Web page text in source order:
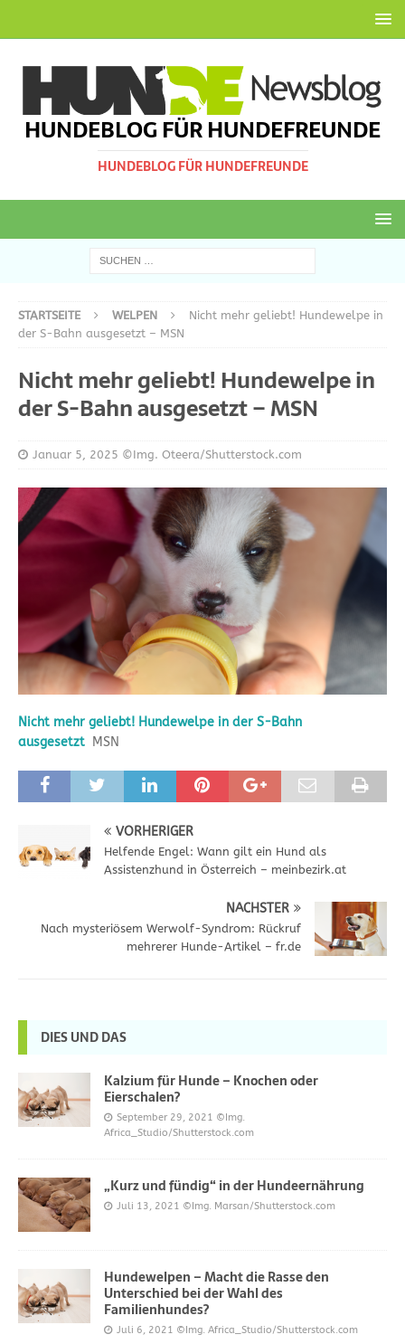
HUNDEBLOG FÜR HUNDEFREUNDE
HUNDEBLOG FÜR HUNDEFREUNDE
STARTSEITE WELPEN
Nicht mehr geliebt! Hundewelpe in
der S-Bahn ausgesetzt – MSN
Nicht mehr geliebt! Hundewelpe in
der S-Bahn ausgesetzt – MSN
Januar 5, 2025 ©Img. Oteera/Shutterstock.com
Nicht mehr geliebt! Hundewelpe in der S-Bahn
ausgesetzt MSN
VORHERIGER
Helfende Engel: Wann gilt ein Hund als
Assistenzhund in Österreich – meinbezirk.at
NÄCHSTER
Nach mysteriösem Werwolf-Syndrom: Rückruf
mehrerer Hunde-Artikel – fr.de
DIES UND DAS
Kalzium für Hunde – Knochen oder
Eierschalen?
September 29, 2021 ©Img.
Africa_Studio/Shutterstock.com
„Kurz und fündig“ in der Hundeernährung
Juli 13, 2021 ©Img. Marsan/Shutterstock.com
Hundewelpen – Macht die Rasse den
Unterschied bei der Wahl des
Familienhundes?
Juli 6, 2021 ©Img. Africa_Studio/Shutterstock.com